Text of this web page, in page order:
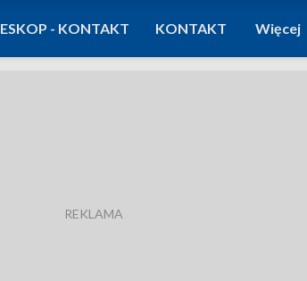
- KONTAKT KONTAKT Więcej